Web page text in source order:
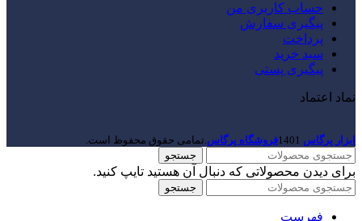
حساب کاربری من
پیگیری سفارش
پرداخت
سبد خرید
پیگیری پستی
نماد اعتماد
ابزار پرگاس 1401فروشگاه پرگاس.تمامی حقوق محفوظ است.
جستجو
برای دیدن محصولاتی که دنبال آن هستید تایپ کنید.
جستجو
فهرست